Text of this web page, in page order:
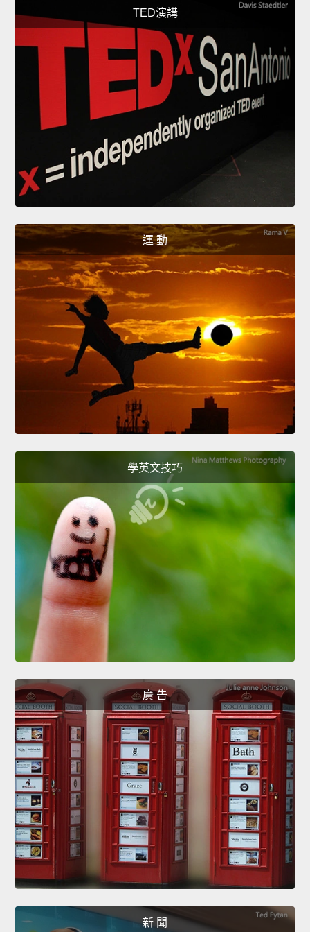
TED演講
運 動
學英文技巧
廣 告
新 聞